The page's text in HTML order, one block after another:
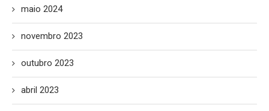
maio 2024
novembro 2023
outubro 2023
abril 2023